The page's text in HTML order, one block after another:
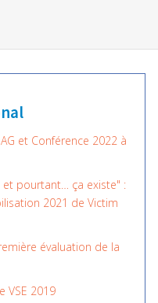
et Conférence 2022 à
et pourtant… ça existe" :
2021 de Victim
évaluation de la
VSE 2019